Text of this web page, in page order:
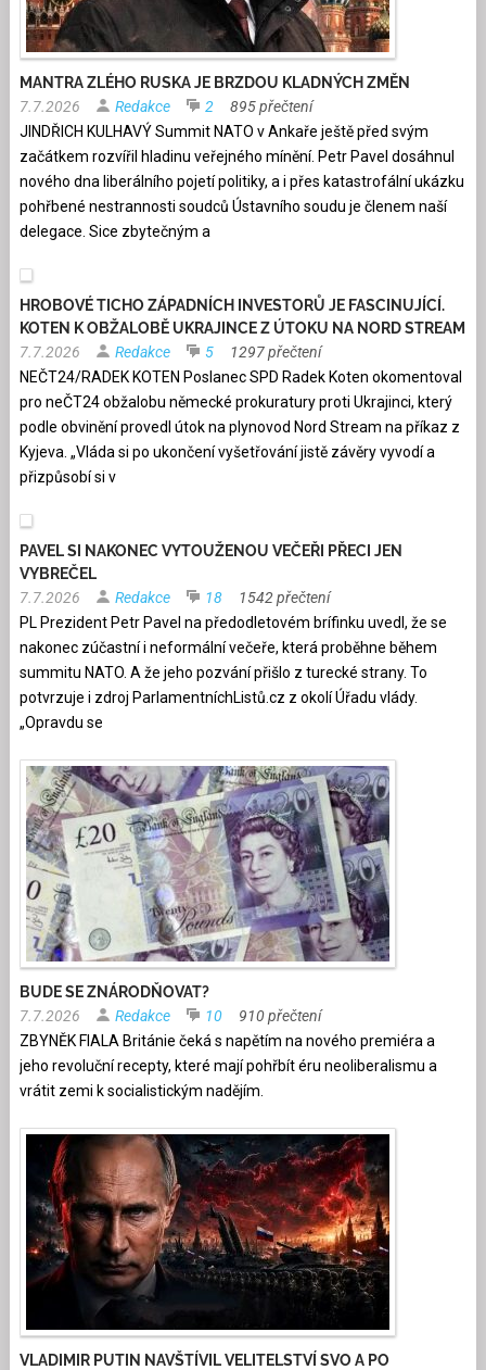
MANTRA ZLÉHO RUSKA JE BRZDOU KLADNÝCH ZMĚN
7.7.2026
Redakce 2
895 přečtení
JINDŘICH KULHAVÝ Summit NATO v Ankaře ještě před svým
začátkem rozvířil hladinu veřejného mínění. Petr Pavel dosáhnul
nového dna liberálního pojetí politiky, a i přes katastrofální ukázku
pohřbené nestrannosti soudců Ústavního soudu je členem naší
delegace. Sice zbytečným a
HROBOVÉ TICHO ZÁPADNÍCH INVESTORŮ JE FASCINUJÍCÍ.
KOTEN K OBŽALOBĚ UKRAJINCE Z ÚTOKU NA NORD STREAM
7.7.2026
Redakce 5
1297 přečtení
NEČT24/RADEK KOTEN Poslanec SPD Radek Koten okomentoval
pro neČT24 obžalobu německé prokuratury proti Ukrajinci, který
podle obvinění provedl útok na plynovod Nord Stream na příkaz z
Kyjeva. „Vláda si po ukončení vyšetřování jistě závěry vyvodí a
přizpůsobí si v
PAVEL SI NAKONEC VYTOUŽENOU VEČEŘI PŘECI JEN
VYBREČEL
7.7.2026
Redakce 18
1542 přečtení
PL Prezident Petr Pavel na předodletovém brífinku uvedl, že se
nakonec zúčastní i neformální večeře, která proběhne během
summitu NATO. A že jeho pozvání přišlo z turecké strany. To
potvrzuje i zdroj ParlamentníchListů.cz z okolí Úřadu vlády.
„Opravdu se
BUDE SE ZNÁRODŇOVAT?
7.7.2026
Redakce 10
910 přečtení
ZBYNĚK FIALA Británie čeká s napětím na nového premiéra a
jeho revoluční recepty, které mají pohřbít éru neoliberalismu a
vrátit zemi k socialistickým nadějím.
VLADIMIR PUTIN NAVŠTÍVIL VELITELSTVÍ SVO A PO